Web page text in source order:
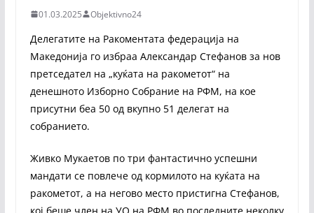
01.03.2025 Objektivno24
Делегатите на Ракоментата федерација на
Македонија го избраа Александар Стефанов за нов
претседател на „куќата на ракометот“ на
денешното Изборно Собрание на РФМ, на кое
присутни беа 50 од вкупно 51 делегат на
собранието.
Живко Мукаетов по три фантастично успешни
мандати се повлече од кормилото на куќата на
ракометот, а на негово место пристигна Стефанов,